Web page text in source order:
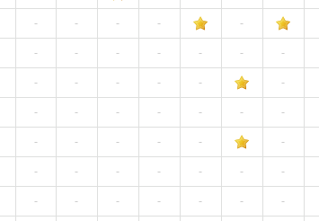
- - - - -
- - - - - - -
- - - - - -
- - - - - - -
- - - - - -
- - - - - - -
- - - - - - -